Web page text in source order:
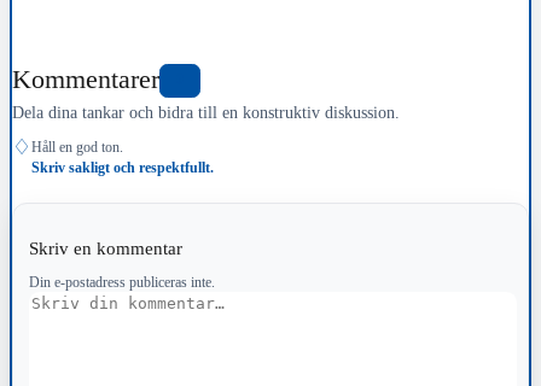
Kommentarer
Dela dina tankar och bidra till en konstruktiv diskussion.
♢ Håll en god ton.
Skriv sakligt och respektfullt.
Skriv en kommentar
Din e-postadress publiceras inte.
Kommentar